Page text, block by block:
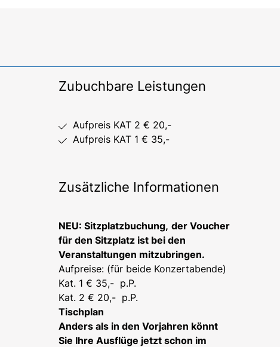
Zubuchbare Leistungen
Aufpreis KAT 2 € 20,-
Aufpreis KAT 1 € 35,-
Zusätzliche Informationen
NEU: Sitzplatzbuchung, der Voucher
für den Sitzplatz ist bei den
Veranstaltungen mitzubringen.
Aufpreise: (für beide Konzertabende)
Kat. 1 € 35,- p.P.
Kat. 2 € 20,- p.P.
Tischplan
Anders als in den Vorjahren könnt
Sie Ihre Ausflüge jetzt schon im